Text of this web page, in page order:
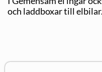
och laddboxar till elbilar.